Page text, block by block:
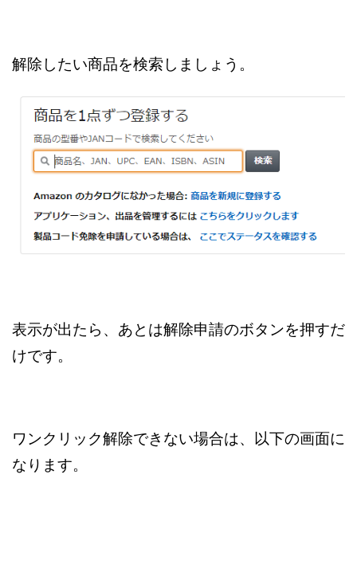
解除したい商品を検索しましょう。
表示が出たら、あとは解除申請のボタンを押すだ
けです。
ワンクリック解除できない場合は、以下の画面に
なります。